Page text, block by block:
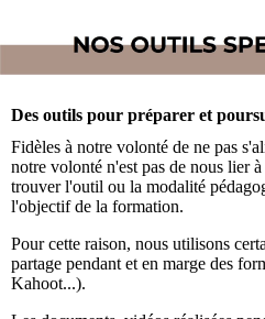
Des outils pour préparer et
Fidèles à notre volonté de ne pas
notre volonté n'est pas de nous lier
trouver l'outil ou la modalité
l'objectif de la formation.
Pour cette raison, nous utilisons
partage pendant et en marge des
Kahoot...).